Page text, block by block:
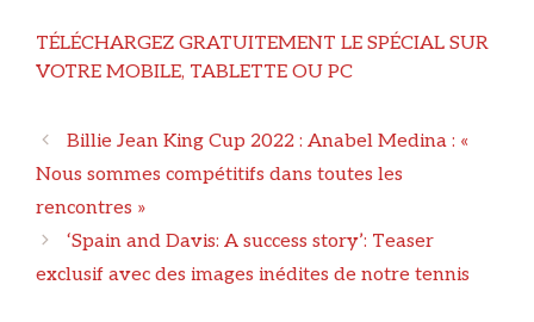
TÉLÉCHARGEZ GRATUITEMENT LE SPÉCIAL SUR
VOTRE MOBILE, TABLETTE OU PC
Navigation
des
Billie Jean King Cup 2022 : Anabel Medina : «
Nous sommes compétitifs dans toutes les
rencontres »
‘Spain and Davis: A success story’: Teaser
exclusif avec des images inédites de notre tennis